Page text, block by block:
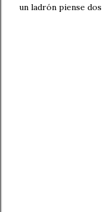
un ladrón piense dos